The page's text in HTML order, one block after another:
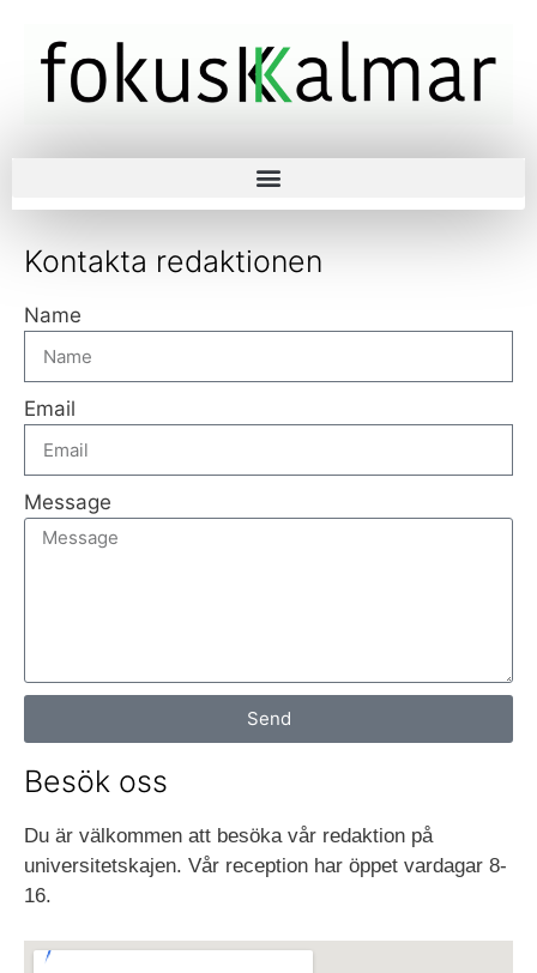
Kontakta redaktionen
Name
Email
Message
Send
Besök oss
Du är välkommen att besöka vår redaktion på
universitetskajen. Vår reception har öppet vardagar 8-
16.